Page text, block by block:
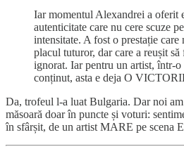
Iar momentul Alexandrei a oferit
autenticitate care nu cere scuze
intensitate. A fost o prestație care
placul tuturor, dar care a reușit
ignorat. Iar pentru un artist, într-o
conținut, asta e deja O
Da, trofeul l-a luat Bulgaria. Dar noi am
măsoară doar în puncte și voturi:
în sfârșit, de un artist MARE pe scena